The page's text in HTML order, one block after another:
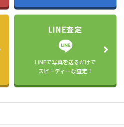
LINE査定
LINEで写真を送るだけで
スピーディーな査定！